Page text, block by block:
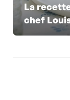
La
chef